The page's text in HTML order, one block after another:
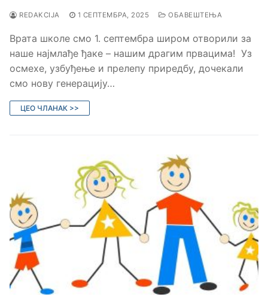
REDAKCIJA 1 СЕПТЕМБРА, 2025 ОБАВЕШТЕЊА
Врата школе смо 1. септембра широм отворили за
наше најмлађе ђаке – нашим драгим првацима! Уз
осмехе, узбуђење и прелепу приредбу, дочекали
смо нову генерацију…
ЦЕО ЧЛАНАК >>